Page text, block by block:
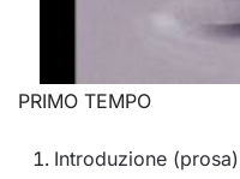
PRIMO TEMPO
Introduzione (prosa)